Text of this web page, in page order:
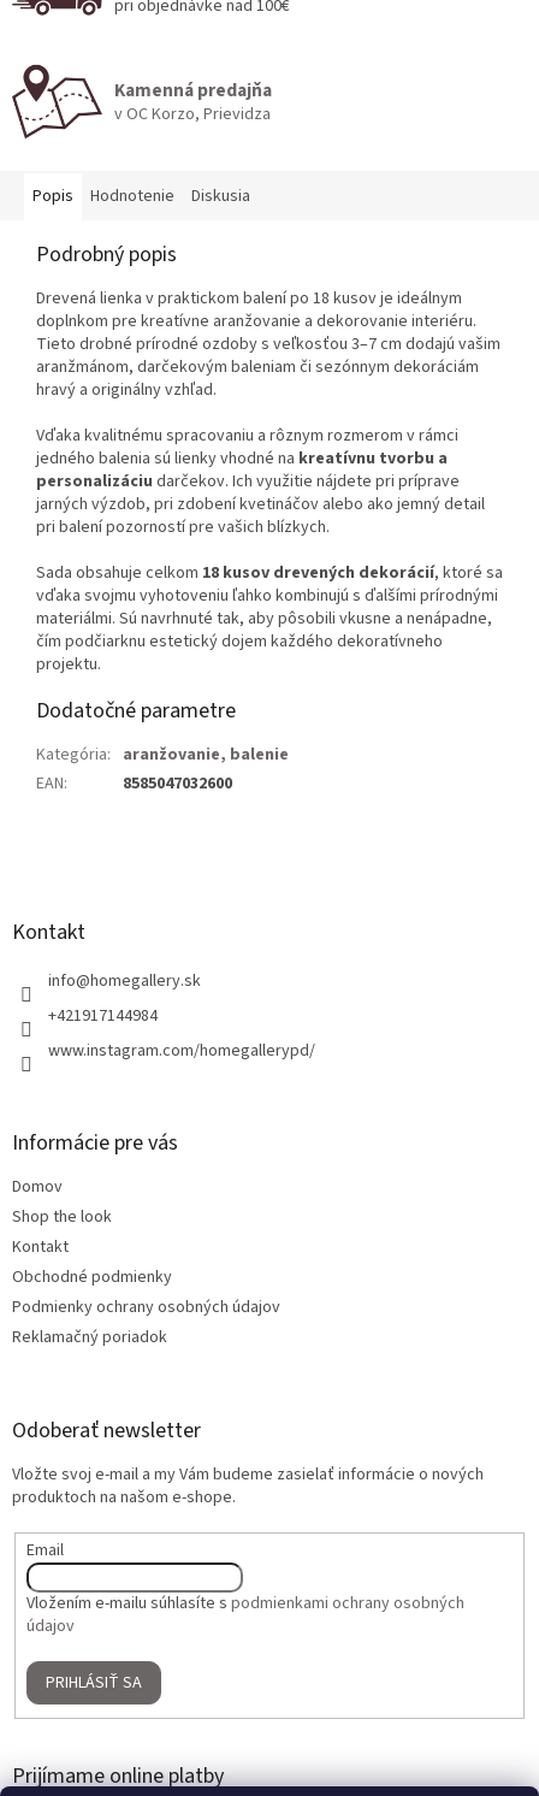
pri objednávke nad 100€
Kamenná predajňa
v OC Korzo, Prievidza
Popis Hodnotenie Diskusia
Podrobný popis
Drevená lienka v praktickom balení po 18 kusov je ideálnym
doplnkom pre kreatívne aranžovanie a dekorovanie interiéru.
Tieto drobné prírodné ozdoby s veľkosťou 3–7 cm dodajú vašim
aranžmánom, darčekovým baleniam či sezónnym dekoráciám
hravý a originálny vzhľad.
Vďaka kvalitnému spracovaniu a rôznym rozmerom v rámci
jedného balenia sú lienky vhodné na kreatívnu tvorbu a
personalizáciu darčekov. Ich využitie nájdete pri príprave
jarných výzdob, pri zdobení kvetináčov alebo ako jemný detail
pri balení pozorností pre vašich blízkych.
Sada obsahuje celkom 18 kusov drevených dekorácií, ktoré sa
vďaka svojmu vyhotoveniu ľahko kombinujú s ďalšími prírodnými
materiálmi. Sú navrhnuté tak, aby pôsobili vkusne a nenápadne,
čím podčiarknu estetický dojem každého dekoratívneho
projektu.
Dodatočné parametre
Kategória: aranžovanie, balenie
EAN: 8585047032600
Kontakt
info@homegallery.sk
+421917144984
www.instagram.com/homegallerypd/
Informácie pre vás
Domov
Shop the look
Kontakt
Obchodné podmienky
Podmienky ochrany osobných údajov
Reklamačný poriadok
Odoberať newsletter
Vložte svoj e-mail a my Vám budeme zasielať informácie o nových
produktoch na našom e-shope.
Email
Vložením e-mailu súhlasíte s podmienkami ochrany osobných
údajov
PRIHLÁSIŤ SA
Prijímame online platby